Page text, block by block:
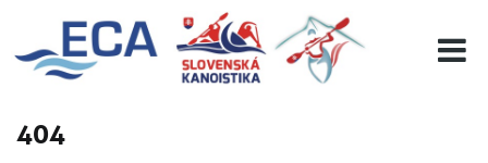
404
EURO 19
INFO